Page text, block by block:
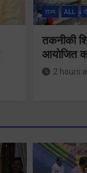
राज्य ALL
तकनीकी
आयोजित
2 hours